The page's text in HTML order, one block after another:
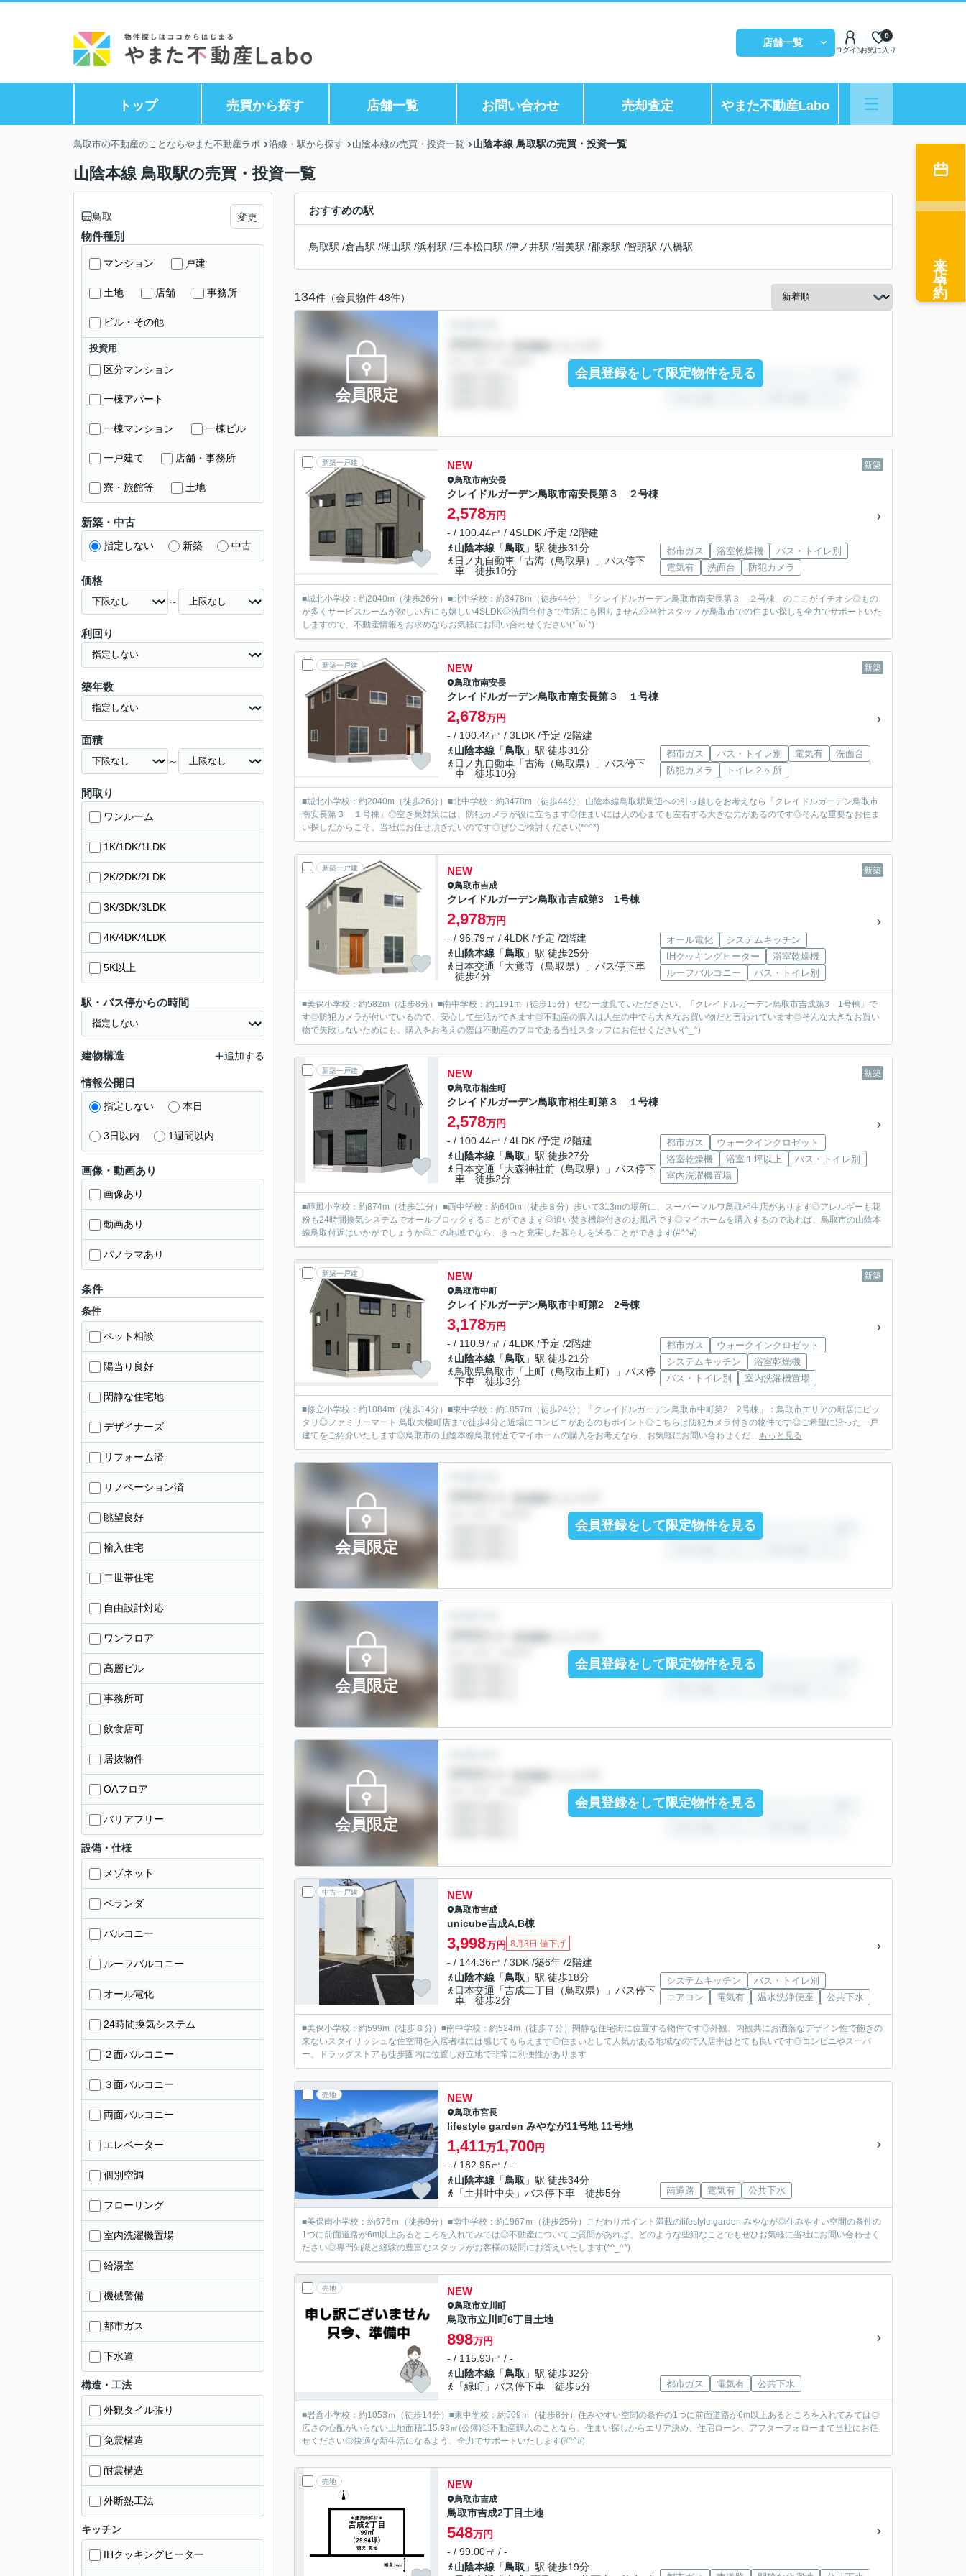
店舗一覧
ログインお気に入り
0
トップ 売買から探す 店舗一覧 お問い合わせ 売却査定 やまた不動産Labo
鳥取市の不動産のことならやまた不動産ラボ 沿線・駅から探す 山陰本線の売買・投資一覧 山陰本線 鳥取駅の売買・投資一覧
山陰本線 鳥取駅の売買・投資一覧
おすすめの駅
鳥取駅 /倉吉駅 /湖山駅 /浜村駅 /三本松口駅 /津ノ井駅 /岩美駅 /郡家駅 /智頭駅 /八橋駅
134件（会員物件 48件）
会員限定
会員登録をして限定物件を見る
新築一戸建 新築
NEW
鳥取市南安長
クレイドルガーデン鳥取市南安長第３ ２号棟
2,578万円
- / 100.44㎡ / 4SLDK /予定 /2階建
山陰本線 「鳥取 」駅 徒歩31分
日ノ丸自動車「古海（鳥取県）」バス停下
車 徒歩10分
都市ガス 浴室乾燥機
バス・トイレ別
電気有
洗面台 防犯カメラ
■城北小学校：約2040m（徒歩26分）■北中学校：約3478m（徒歩44分）「クレイドルガーデン鳥取市南安長第３ ２号棟」のここがイチオシ◎もの
が多くサービスルームが欲しい方にも嬉しい4SLDK◎洗面台付きで生活にも困りません◎当社スタッフが鳥取市での住まい探しを全力でサポートいた
しますので、不動産情報をお求めならお気軽にお問い合わせください(*´ω`*)
新築一戸建 新築
NEW
鳥取市南安長
クレイドルガーデン鳥取市南安長第３ １号棟
2,678万円
- / 100.44㎡ / 3LDK /予定 /2階建
山陰本線 「鳥取 」駅 徒歩31分
日ノ丸自動車「古海（鳥取県）」バス停下
車 徒歩10分
都市ガス バス・トイレ別 電気有
洗面台
防犯カメラ
トイレ２ヶ所
■城北小学校：約2040m（徒歩26分）■北中学校：約3478m（徒歩44分）山陰本線鳥取駅周辺への引っ越しをお考えなら「クレイドルガーデン鳥取市
南安長第３ １号棟」◎空き巣対策には、防犯カメラが役に立ちます◎住まいには人の心までも左右する大きな力があるのです◎そんな重要なお住ま
い探しだからこそ、当社にお任せ頂きたいのです◎ぜひご検討ください(*^^*)
新築一戸建 新築
NEW
鳥取市吉成
クレイドルガーデン鳥取市吉成第3 1号棟
2,978万円
- / 96.79㎡ / 4LDK /予定 /2階建
山陰本線 「鳥取 」駅 徒歩25分
日本交通「大覚寺（鳥取県）」バス停下車
徒歩4分
オール電化
システムキッチン
IHクッキングヒーター
浴室乾燥機
ルーフバルコニー
バス・トイレ別
■美保小学校：約582m（徒歩8分）■南中学校：約1191m（徒歩15分）ぜひ一度見ていただきたい、「クレイドルガーデン鳥取市吉成第3 1号棟」で
す◎防犯カメラが付いているので、安心して生活ができます◎不動産の購入は人生の中でも大きなお買い物だと言われています◎そんな大きなお買い
物で失敗しないためにも、購入をお考えの際は不動産のプロである当社スタッフにお任せください(^_^)
新築一戸建 新築
NEW
鳥取市相生町
クレイドルガーデン鳥取市相生町第３ １号棟
2,578万円
- / 100.44㎡ / 4LDK /予定 /2階建
山陰本線 「鳥取 」駅 徒歩27分
日本交通「大森神社前（鳥取県）」バス停下
車 徒歩2分
都市ガス
ウォークインクロゼット
浴室乾燥機
浴室１坪以上
バス・トイレ別
室内洗濯機置場
■醇風小学校：約874m（徒歩11分）■西中学校：約640m（徒歩８分）歩いて313mの場所に、スーパーマルワ鳥取相生店があります◎アレルギーも花
粉も24時間換気システムでオールブロックすることができます◎追い焚き機能付きのお風呂です◎マイホームを購入するのであれば、鳥取市の山陰本
線鳥取付近はいかがでしょうか◎この地域でなら、きっと充実した暮らしを送ることができます(#^^#)
新築一戸建 新築
NEW
鳥取市中町
クレイドルガーデン鳥取市中町第2 2号棟
3,178万円
- / 110.97㎡ / 4LDK /予定 /2階建
山陰本線 「鳥取 」駅 徒歩21分
鳥取県鳥取市「上町（鳥取市上町）」バス停
下車 徒歩3分
都市ガス
ウォークインクロゼット
システムキッチン
浴室乾燥機
バス・トイレ別
室内洗濯機置場
■修立小学校：約1084m（徒歩14分）■東中学校：約1857m（徒歩24分）「クレイドルガーデン鳥取市中町第2 2号棟」：鳥取市エリアの新居にピッ
タリ◎ファミリーマート 鳥取大榎町店まで徒歩4分と近場にコンビニがあるのもポイント◎こちらは防犯カメラ付きの物件です◎ご希望に沿った一戸
建てをご紹介いたします◎鳥取市の山陰本線鳥取付近でマイホームの購入をお考えなら、お気軽にお問い合わせくだ... もっと見る
会員限定
会員登録をして限定物件を見る
会員限定
会員登録をして限定物件を見る
会員限定
会員登録をして限定物件を見る
中古一戸建 NEW
鳥取市吉成
unicube吉成A,B棟
3,998万円 8月3日 値下げ
- / 144.36㎡ / 3DK /築6年 /2階建
山陰本線 「鳥取 」駅 徒歩18分
日本交通「吉成二丁目（鳥取県）」バス停下
車 徒歩2分
システムキッチン
バス・トイレ別
エアコン
電気有 温水洗浄便座 公共下水
■美保小学校：約599m（徒歩８分）■南中学校：約524m（徒歩７分）閑静な住宅街に位置する物件です◎外観、内観共にお洒落なデザイン性で飽きの
来ないスタイリッシュな住空間を入居者様には感じてもらえます◎住まいとして人気がある地域なので入居率はとても良いです◎コンビニやスーパ
ー、ドラッグストアも徒歩圏内に位置し好立地で非常に利便性があります
売地 NEW
鳥取市宮長
lifestyle garden みやなが11号地 11号地
1,411万1,700円
- / 182.95㎡ / -
山陰本線 「鳥取 」駅 徒歩34分
「土井叶中央」バス停下車 徒歩5分
南道路 電気有 公共下水
■美保南小学校：約676ｍ（徒歩9分）■南中学校：約1967ｍ（徒歩25分）こだわりポイント満載のlifestyle garden みやなが◎住みやすい空間の条件の
1つに前面道路が6m以上あるところを入れてみては◎不動産についてご質問があれば、どのような些細なことでもぜひお気軽に当社にお問い合わせく
ださい◎専門知識と経験の豊富なスタッフがお客様の疑問にお答えいたします(*^_^*)
売地 NEW
鳥取市立川町
鳥取市立川町6丁目土地
898万円
- / 115.93㎡ / -
山陰本線 「鳥取 」駅 徒歩32分
「緑町」バス停下車 徒歩5分
都市ガス 電気有 公共下水
■岩倉小学校：約1053ｍ（徒歩14分）■東中学校：約569ｍ（徒歩8分）住みやすい空間の条件の1つに前面道路が6m以上あるところを入れてみては◎
広さの心配がいらない土地面積115.93㎡(公簿)◎不動産購入のことなら、住まい探しからエリア決め、住宅ローン、アフターフォローまで当社にお任
せください◎快適な新生活になるよう、全力でサポートいたします(#^^#)
売地 NEW
鳥取市吉成
鳥取市吉成2丁目土地
548万円
- / 99.00㎡ / -
山陰本線 「鳥取 」駅 徒歩19分
鳥取 変更
物件種別
マンション 戸建
土地 店舗 事務所
ビル・その他
投資用
区分マンション
一棟アパート
一棟マンション 一棟ビル
一戸建て 店舗・事務所
寮・旅館等 土地
新築・中古
指定しない 新築 中古
価格
～
利回り
築年数
面積
～
間取り
ワンルーム
1K/1DK/1LDK
2K/2DK/2LDK
3K/3DK/3LDK
4K/4DK/4LDK
5K以上
駅・バス停からの時間
建物構造 追加する
情報公開日
指定しない 本日
3日以内 1週間以内
画像・動画あり
画像あり
動画あり
パノラマあり
条件
条件
ペット相談
陽当り良好
閑静な住宅地
デザイナーズ
リフォーム済
リノベーション済
眺望良好
輸入住宅
二世帯住宅
自由設計対応
ワンフロア
高層ビル
事務所可
飲食店可
居抜物件
OAフロア
バリアフリー
設備・仕様
メゾネット
ベランダ
バルコニー
ルーフバルコニー
オール電化
24時間換気システム
２面バルコニー
３面バルコニー
両面バルコニー
エレベーター
個別空調
フローリング
室内洗濯機置場
給湯室
機械警備
都市ガス
下水道
構造・工法
外観タイル張り
免震構造
耐震構造
外断熱工法
キッチン
IHクッキングヒーター
来店予約